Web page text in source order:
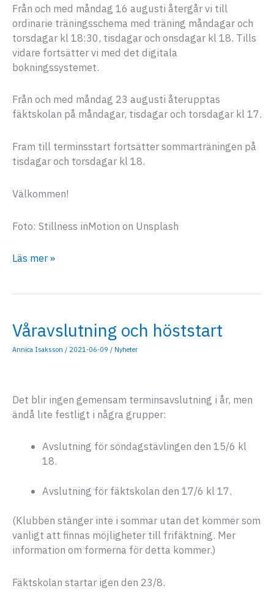
Från och med måndag 16 augusti återgår vi till
ordinarie träningsschema med träning måndagar och
torsdagar kl 18:30, tisdagar och onsdagar kl 18. Tills
vidare fortsätter vi med det digitala
bokningssystemet.
Från och med måndag 23 augusti återupptas
fäktskolan på måndagar, tisdagar och torsdagar kl 17.
Fram till terminsstart fortsätter sommarträningen på
tisdagar och torsdagar kl 18.
Välkommen!
Foto: Stillness inMotion on Unsplash
Terminsstart
Läs mer »
Våravslutning och höststart
Annica Isaksson / 2021-06-09 / Nyheter
Det blir ingen gemensam terminsavslutning i år, men
ändå lite festligt i några grupper:
Avslutning för söndagstävlingen den 15/6 kl
18.
Avslutning för fäktskolan den 17/6 kl 17.
(Klubben stänger inte i sommar utan det kommer som
vanligt att finnas möjligheter till frifäktning. Mer
information om formerna för detta kommer.)
Fäktskolan startar igen den 23/8.